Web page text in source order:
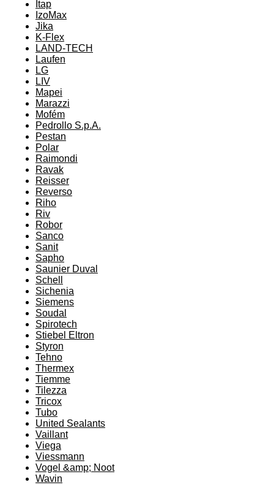
Itap
IzoMax
Jika
K-Flex
LAND-TECH
Laufen
LG
LIV
Mapei
Marazzi
Mofém
Pedrollo S.p.A.
Pestan
Polar
Raimondi
Ravak
Reisser
Reverso
Riho
Riv
Robor
Sanco
Sanit
Sapho
Saunier Duval
Schell
Sichenia
Siemens
Soudal
Spirotech
Stiebel Eltron
Styron
Tehno
Thermex
Tiemme
Tilezza
Tricox
Tubo
United Sealants
Vaillant
Viega
Viessmann
Vogel &amp; Noot
Wavin